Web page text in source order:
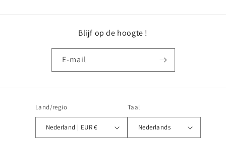
Blijf op de hoogte !
E‑mail
Land/regio
Nederland | EUR €
Taal
Nederlands